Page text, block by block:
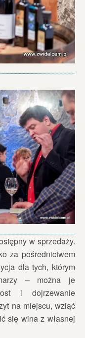
w sprzedaży.
za pośrednictwem
dla tych, którym
– można je
i dojrzewanie
na miejscu, wziąć
się wina z własnej